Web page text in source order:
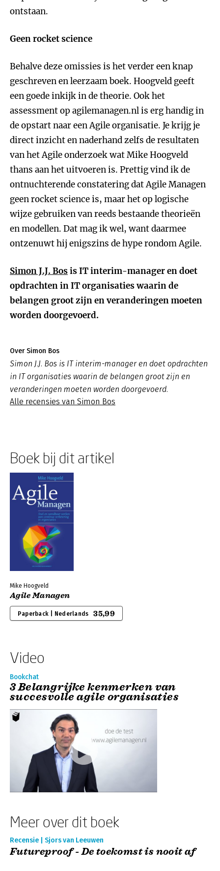
ontstaan.
Geen rocket science
Behalve deze omissies is het verder een knap
geschreven en leerzaam boek. Hoogveld geeft
een goede inkijk in de theorie. Ook het
assessment op agilemanagen.nl is erg handig in
de opstart naar een Agile organisatie. Je krijg je
direct inzicht en naderhand zelfs de resultaten
van het Agile onderzoek wat Mike Hoogveld
thans aan het uitvoeren is. Prettig vind ik de
ontnuchterende constatering dat Agile Managen
geen rocket science is, maar het op logische
wijze gebruiken van reeds bestaande theorieën
en modellen. Dat mag ik wel, want daarmee
ontzenuwt hij enigszins de hype rondom Agile.
Simon J.J. Bosis IT interim-manager en doet
opdrachten in IT organisaties waarin de
belangen groot zijn en veranderingen moeten
worden doorgevoerd.
Over Simon Bos
Simon J.J. Bos is IT interim-manager en doet opdrachten
in IT organisaties waarin de belangen groot zijn en
veranderingen moeten worden doorgevoerd.
Alle recensies van Simon Bos
Boek bij dit artikel
Mike Hoogveld
Agile Managen
Paperback | Nederlands 35,99
Video
Bookchat
3 Belangrijke kenmerken van
succesvolle agile organisaties
Meer over dit boek
Recensie | Sjors van Leeuwen
Futureproof - De toekomst is nooit af